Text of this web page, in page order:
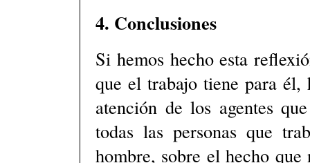
4. Conclusiones
Si hemos hecho esta
que el trabajo tiene para
atención de los agentes
todas las personas que
hombre, sobre el hecho que